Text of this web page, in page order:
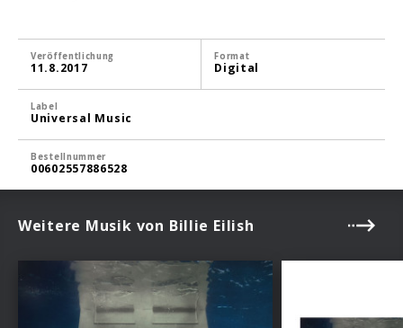
Veröffentlichung
11.8.2017
Format
Digital
Label
Universal Music
Bestellnummer
00602557886528
Weitere Musik von Billie Eilish